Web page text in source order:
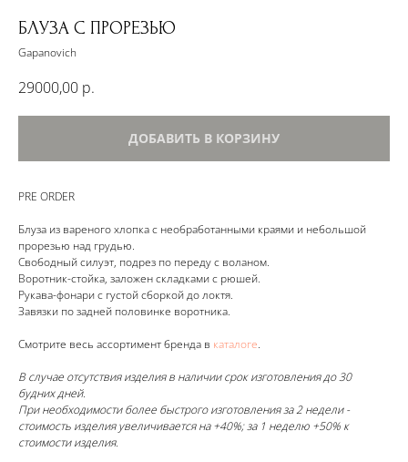
БЛУЗА С ПРОРЕЗЬЮ
Gapanovich
29000,00 р.
ДОБАВИТЬ В КОРЗИНУ
PRE ORDER
Блуза из вареного хлопка с необработанными краями и небольшой
прорезью над грудью.
Свободный силуэт, подрез по переду с воланом.
Воротник-стойка, заложен складками с рюшей.
Рукава-фонари с густой сборкой до локтя.
Завязки по задней половинке воротника.
Смотрите весь ассортимент бренда в каталоге.
В случае отсутствия изделия в наличии срок изготовления до 30
будних дней.
При необходимости более быстрого изготовления за 2 недели -
стоимость изделия увеличивается на +40%; за 1 неделю +50% к
стоимости изделия.